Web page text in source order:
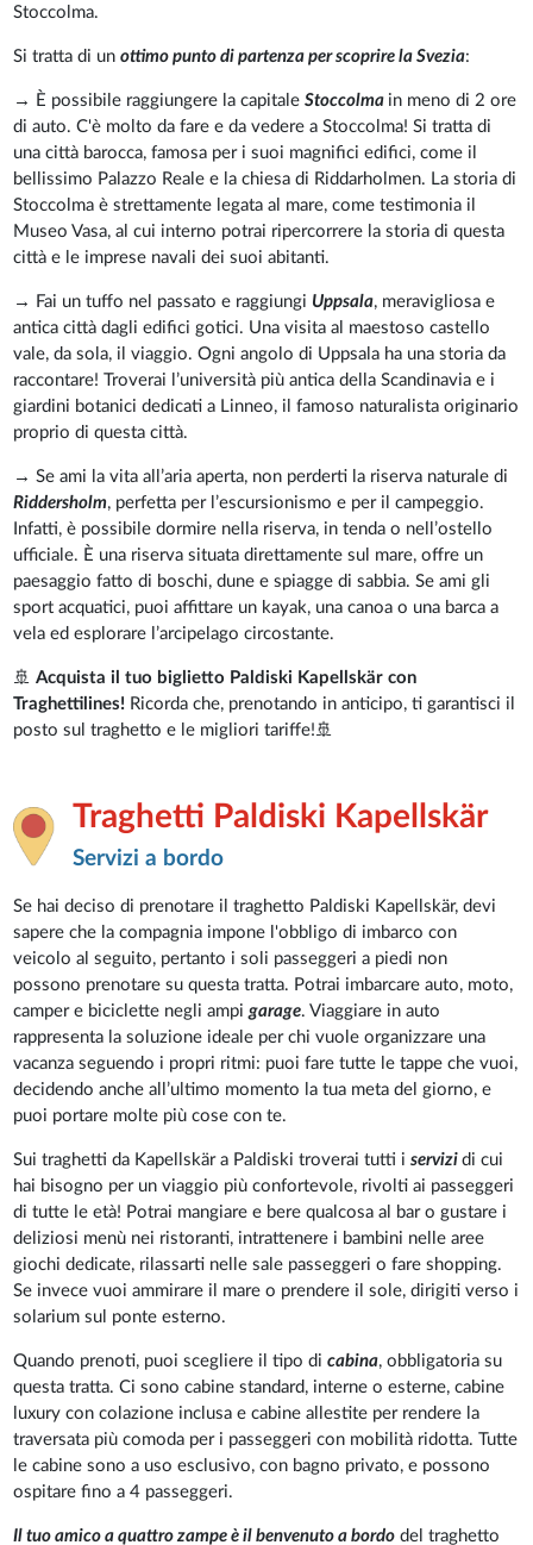
Stoccolma.
Si tratta di unottimo punto di partenza per scoprire la Svezia:
→ È possibile raggiungere la capitaleStoccolma in meno di 2 ore
di auto. C'è molto da fare e da vedere a Stoccolma! Si tratta di
una città barocca, famosa per i suoi magnifici edifici, come il
bellissimo Palazzo Reale e la chiesa di Riddarholmen. La storia di
Stoccolma è strettamente legata al mare, come testimonia il
Museo Vasa, al cui interno potrai ripercorrere la storia di questa
città e le imprese navali dei suoi abitanti.
→ Fai un tuffo nel passato e raggiungi Uppsala, meravigliosa e
antica città dagli edifici gotici. Una visita al maestoso castello
vale, da sola, il viaggio. Ogni angolo di Uppsala ha una storia da
raccontare! Troverai l’università più antica della Scandinavia e i
giardini botanici dedicati a Linneo, il famoso naturalista originario
proprio di questa città.
→ Se ami la vita all’aria aperta, non perderti la riserva naturale di
Riddersholm, perfetta per l’escursionismo e per il campeggio.
Infatti, è possibile dormire nella riserva, in tenda o nell’ostello
ufficiale. È una riserva situata direttamente sul mare, offre un
paesaggio fatto di boschi, dune e spiagge di sabbia. Se ami gli
sport acquatici, puoi affittare un kayak, una canoa o una barca a
vela ed esplorare l’arcipelago circostante.
🚢Acquista il tuo biglietto Paldiski Kapellskär con
Traghettilines! Ricorda che, prenotando in anticipo, ti garantisci il
posto sul traghetto e le migliori tariffe!🚢
Traghetti Paldiski Kapellskär
Servizi a bordo
Se hai deciso di prenotare il traghetto Paldiski Kapellskär, devi
sapere che la compagnia impone l'obbligo di imbarco con
veicolo al seguito, pertanto i soli passeggeri a piedi non
possono prenotare su questa tratta. Potrai imbarcare auto, moto,
camper e biciclette negli ampigarage. Viaggiare in auto
rappresenta la soluzione ideale per chi vuole organizzare una
vacanza seguendo i propri ritmi: puoi fare tutte le tappe che vuoi,
decidendo anche all’ultimo momento la tua meta del giorno, e
puoi portare molte più cose con te.
Sui traghetti da Kapellskär a Paldiski troverai tutti iservizidi cui
hai bisogno per un viaggio più confortevole, rivolti ai passeggeri
di tutte le età! Potrai mangiare e bere qualcosa al bar o gustare i
deliziosi menù nei ristoranti, intrattenere i bambini nelle aree
giochi dedicate, rilassarti nelle sale passeggeri o fare shopping.
Se invece vuoi ammirare il mare o prendere il sole, dirigiti verso i
solarium sul ponte esterno.
Quando prenoti, puoi scegliere il tipo dicabina, obbligatoria su
questa tratta. Ci sono cabine standard, interne o esterne, cabine
luxury con colazione inclusa e cabine allestite per rendere la
traversata più comoda per i passeggeri con mobilità ridotta. Tutte
le cabine sono a uso esclusivo, con bagno privato, e possono
ospitare fino a 4 passeggeri.
Il tuo amico a quattro zampe è il benvenuto a bordo del traghetto